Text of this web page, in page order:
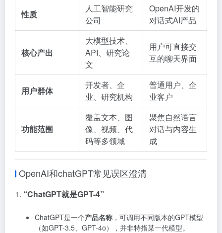
性质
人工智能研究
公司
OpenAI开发的
对话式AI产品
核心产出
大模型技术、
API、研究论
文
用户可直接交
互的聊天界面
用户群体
开发者、企
业、研究机构
普通用户、企
业客户
功能范围
覆盖文本、图
像、视频、代
码等多领域
聚焦自然语言
对话与内容生
成
OpenAI和chatGPT常见误区澄清
1. “ChatGPT就是GPT-4”
ChatGPT是一个产品名称 ，可调用不同版本的GPT模型
（如GPT-3.5、GPT-4o），并非特指某一代模型。